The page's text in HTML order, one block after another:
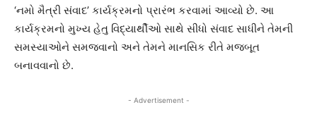
‘નમો મૈત્રી સંવાદ’ કાર્યક્રમનો પ્રારંભ કરવામાં આવ્યો છે. આ
કાર્યક્રમનો મુખ્ય હેતુ વિદ્યાર્થીઓ સાથે સીધો સંવાદ સાધીને તેમની
સમસ્યાઓને સમજવાનો અને તેમને માનસિક રીતે મજબૂત
બનાવવાનો છે.
- Advertisement -